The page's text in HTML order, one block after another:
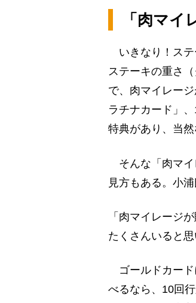
「肉マ
いきなり！ステ
ステーキの重さ
で、肉マイレー
ラチナカード」
特典があり、当
そんな「肉マイ
見方もある。小
「肉マイレージ
たくさんいると
ゴールドカード
べるなら、10回